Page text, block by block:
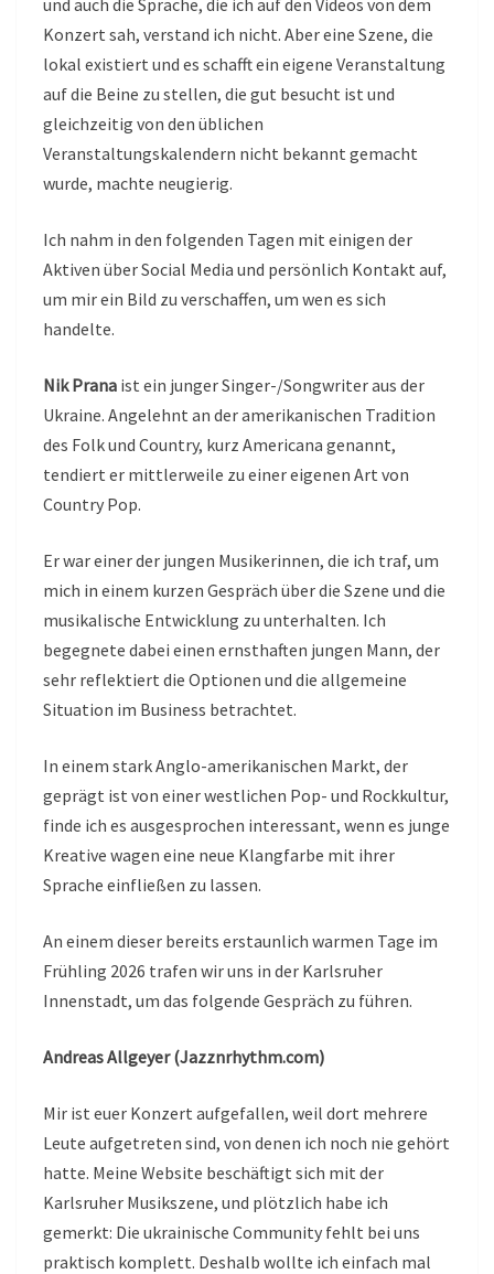
Konzert sah, verstand ich nicht. Aber eine Szene, die
lokal existiert und es schafft ein eigene Veranstaltung
auf die Beine zu stellen, die gut besucht ist und
gleichzeitig von den üblichen
Veranstaltungskalendern nicht bekannt gemacht
wurde, machte neugierig.
Ich nahm in den folgenden Tagen mit einigen der
Aktiven über Social Media und persönlich Kontakt auf,
um mir ein Bild zu verschaffen, um wen es sich
handelte.
Nik Prana ist ein junger Singer-/Songwriter aus der
Ukraine. Angelehnt an der amerikanischen Tradition
des Folk und Country, kurz Americana genannt,
tendiert er mittlerweile zu einer eigenen Art von
Country Pop.
Er war einer der jungen Musikerinnen, die ich traf, um
mich in einem kurzen Gespräch über die Szene und die
musikalische Entwicklung zu unterhalten. Ich
begegnete dabei einen ernsthaften jungen Mann, der
sehr reflektiert die Optionen und die allgemeine
Situation im Business betrachtet.
In einem stark Anglo-amerikanischen Markt, der
geprägt ist von einer westlichen Pop- und Rockkultur,
finde ich es ausgesprochen interessant, wenn es junge
Kreative wagen eine neue Klangfarbe mit ihrer
Sprache einfließen zu lassen.
An einem dieser bereits erstaunlich warmen Tage im
Frühling 2026 trafen wir uns in der Karlsruher
Innenstadt, um das folgende Gespräch zu führen.
Andreas Allgeyer (Jazznrhythm.com)
Mir ist euer Konzert aufgefallen, weil dort mehrere
Leute aufgetreten sind, von denen ich noch nie gehört
hatte. Meine Website beschäftigt sich mit der
Karlsruher Musikszene, und plötzlich habe ich
gemerkt: Die ukrainische Community fehlt bei uns
praktisch komplett. Deshalb wollte ich einfach mal